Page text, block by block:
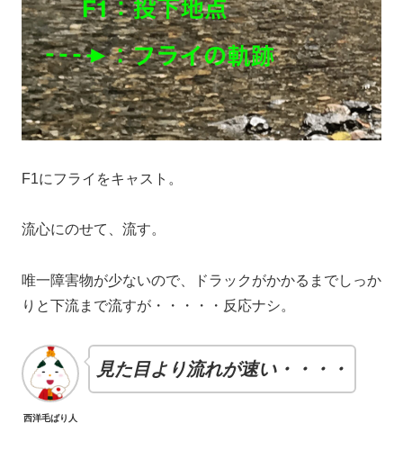
F1にフライをキャスト。
流心にのせて、流す。
唯一障害物が少ないので、ドラックがかかるまでしっか
りと下流まで流すが・・・・・反応ナシ。
西洋毛ばり人
見た目より流れが速い・・・・